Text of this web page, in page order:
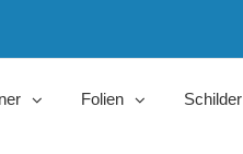
Folien Schilder